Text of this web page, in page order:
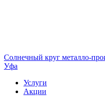
Солнечный круг металло-
Уфа
Услуги
Акции